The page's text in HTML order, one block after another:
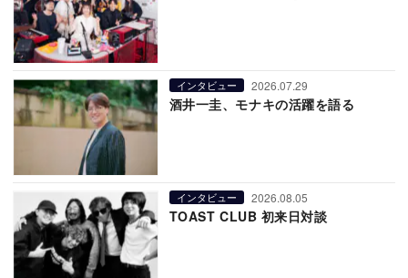
インタビュー 2026.07.29
酒井一圭、モナキの活躍を語る
インタビュー 2026.08.05
TOAST CLUB 初来日対談